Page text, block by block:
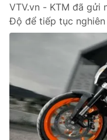
VTV.vn - KTM đã gửi
Độ để tiếp tục